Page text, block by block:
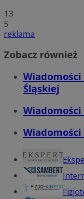
13
5
reklama
Zobacz również
Śląskiej